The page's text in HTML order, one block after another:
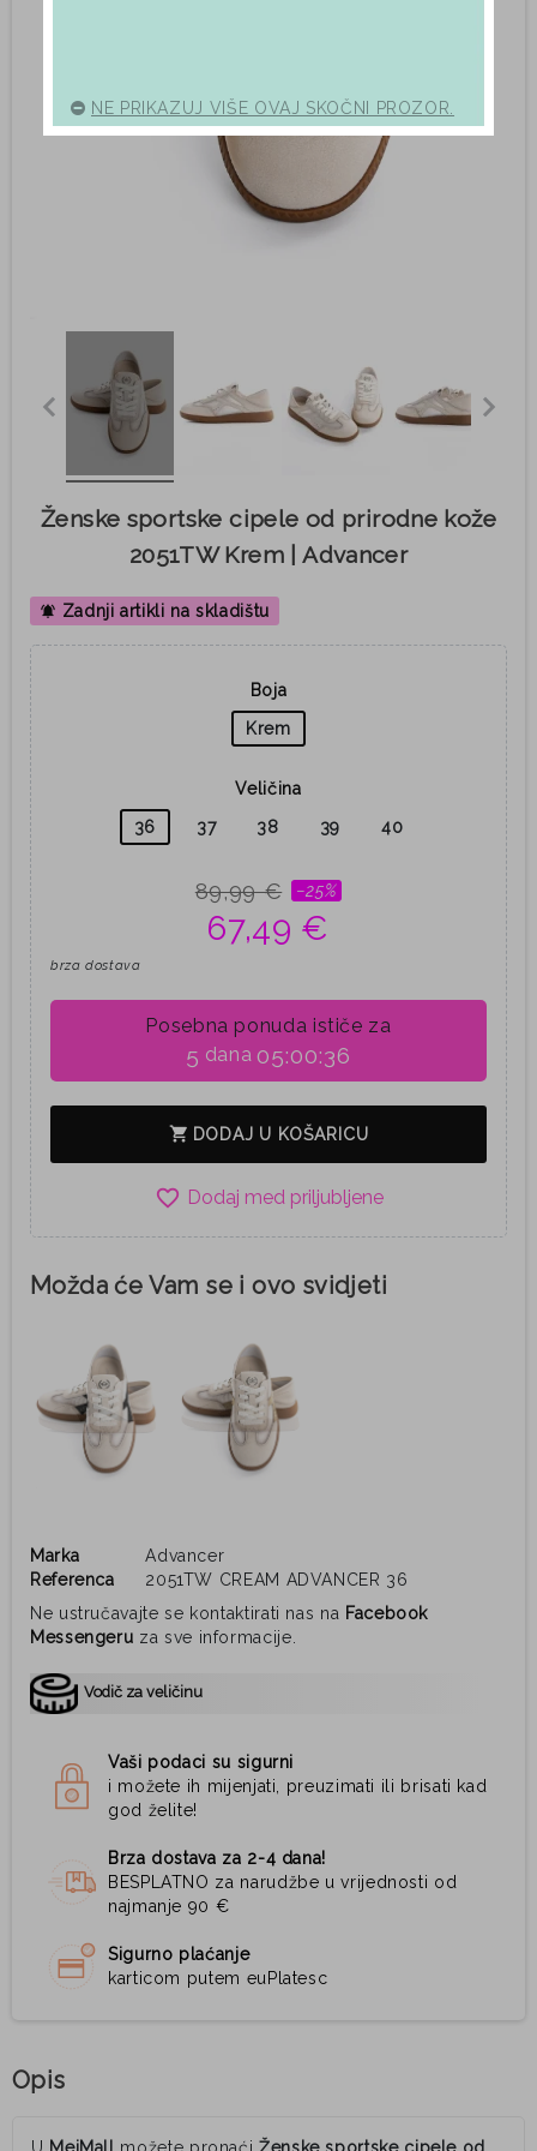
Ženske sportske cipele od prirodne kože
2051TW Krem | Advancer
notifications_active Zadnji artikli na skladištu
Boja
Krem
Veličina
36
37 38 39 40
89,99 € −25%
67,49 €
brza dostava
Posebna ponuda ističe za
5 dana 05:00:35
shopping_cart DODAJ U KOŠARICU
favorite_border
Možda će Vam se i ovo svidjeti
Marka
Advancer
Referenca
2051TW CREAM ADVANCER 36
Ne ustručavajte se kontaktirati nas na Facebook
Messengeru za sve informacije.
Vodič za veličinu
Vaši podaci su sigurni
i možete ih mijenjati, preuzimati ili brisati kad
god želite!
Brza dostava za 2-4 dana!
BESPLATNO za narudžbe u vrijednosti od
najmanje 90 €
Sigurno plaćanje
karticom putem euPlatesc
Opis
NE PRIKAZUJ VIŠE OVAJ SKOČNI PROZOR.